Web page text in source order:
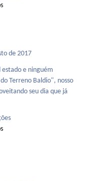
de 2017
e ninguém